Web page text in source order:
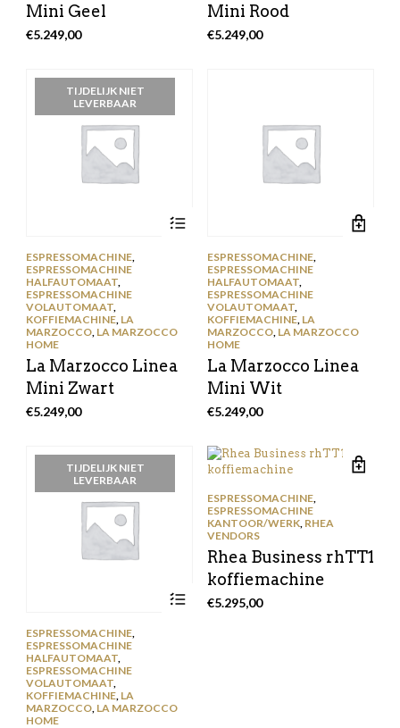
Mini Geel
€5.249,00
Mini Rood
€5.249,00
TIJDELIJK NIET
LEVERBAAR
ESPRESSOMACHINE,
ESPRESSOMACHINE
HALFAUTOMAAT,
ESPRESSOMACHINE
VOLAUTOMAAT,
KOFFIEMACHINE, LA
MARZOCCO, LA MARZOCCO
HOME
La Marzocco Linea
Mini Zwart
€5.249,00
ESPRESSOMACHINE,
ESPRESSOMACHINE
HALFAUTOMAAT,
ESPRESSOMACHINE
VOLAUTOMAAT,
KOFFIEMACHINE, LA
MARZOCCO, LA MARZOCCO
HOME
La Marzocco Linea
Mini Wit
€5.249,00
TIJDELIJK NIET
LEVERBAAR
ESPRESSOMACHINE,
ESPRESSOMACHINE
HALFAUTOMAAT,
ESPRESSOMACHINE
VOLAUTOMAAT,
KOFFIEMACHINE, LA
MARZOCCO, LA MARZOCCO
HOME
ESPRESSOMACHINE,
ESPRESSOMACHINE
KANTOOR/WERK, RHEA
VENDORS
Rhea Business rhTT1
koffiemachine
€5.295,00